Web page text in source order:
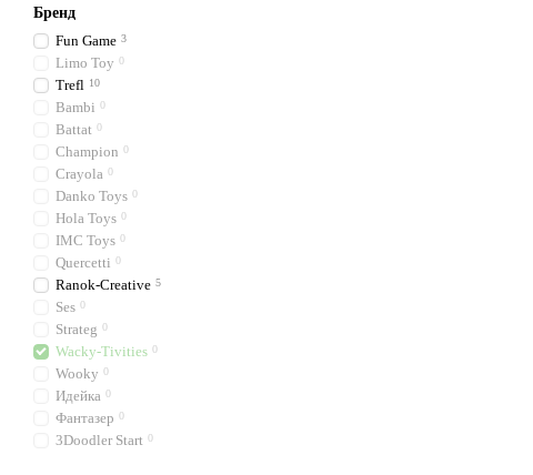
Бренд
Fun Game 3
Limo Toy 0
Trefl 10
Bambi 0
Battat 0
Champion 0
Crayola 0
Danko Toys 0
Hola Toys 0
IMC Toys 0
Quercetti 0
Ranok-Creative 5
Ses 0
Strateg 0
Wacky-Tivities 0
Wooky 0
Идейка 0
Фантазер 0
3Doodler Start 0